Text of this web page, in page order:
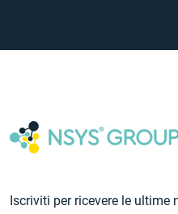
Iscriviti per ricevere le